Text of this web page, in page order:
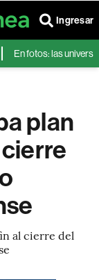
Ingresar
las universidades
plan
al cierre del